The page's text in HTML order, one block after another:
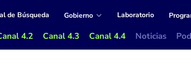
de Búsqueda Gobierno Laboratorio
4.2 Canal 4.3 Canal 4.4 Noticias